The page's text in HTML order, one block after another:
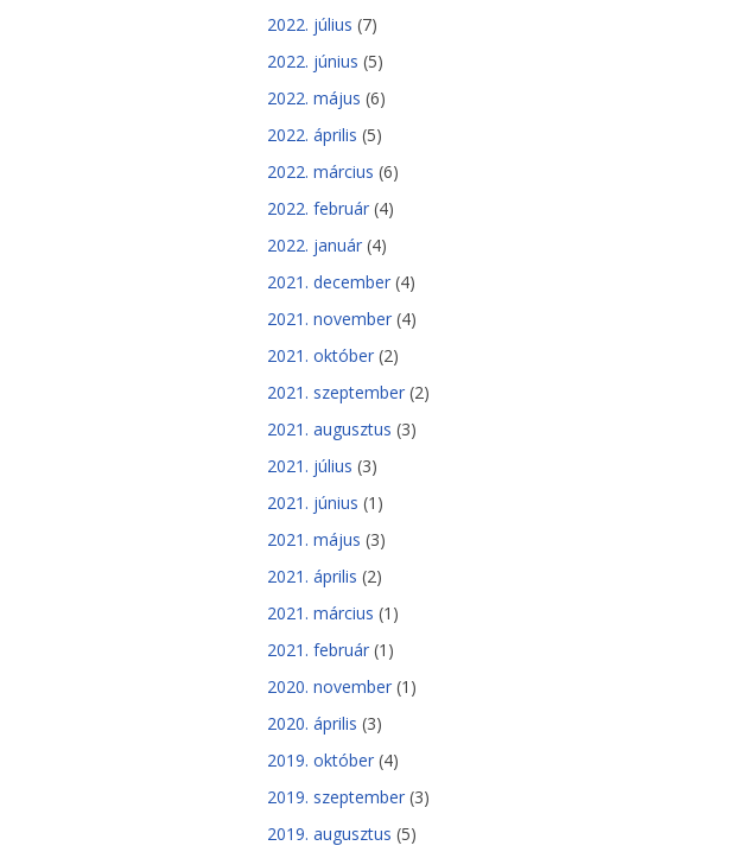
2022. július (7)
2022. június (5)
2022. május (6)
2022. április (5)
2022. március (6)
2022. február (4)
2022. január (4)
2021. december (4)
2021. november (4)
2021. október (2)
2021. szeptember (2)
2021. augusztus (3)
2021. július (3)
2021. június (1)
2021. május (3)
2021. április (2)
2021. március (1)
2021. február (1)
2020. november (1)
2020. április (3)
2019. október (4)
2019. szeptember (3)
2019. augusztus (5)